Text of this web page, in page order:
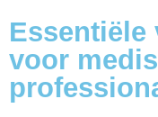
Essentiële
voor